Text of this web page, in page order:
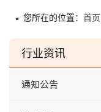
您所在的位置： 首页
行业资讯
通知公告